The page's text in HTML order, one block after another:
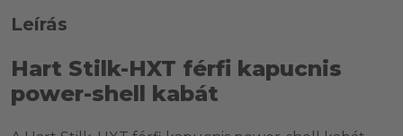
Leírás
Hart Stilk-HXT férfi kapucnis
power-shell kabát